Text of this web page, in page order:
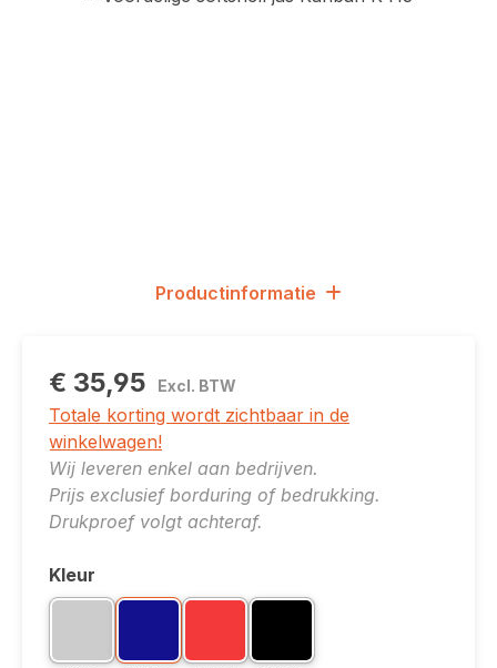
Productinformatie
€ 35,95 Excl. BTW
Totale korting wordt zichtbaar in de
winkelwagen!
Wij leveren enkel aan bedrijven.
Prijs exclusief borduring of bedrukking.
Drukproef volgt achteraf.
Selecteer
Kleur
Kleuroptie: GrijsKleuroptie: Marine blauw
Kleuroptie: RoodKleuroptie: Zwart